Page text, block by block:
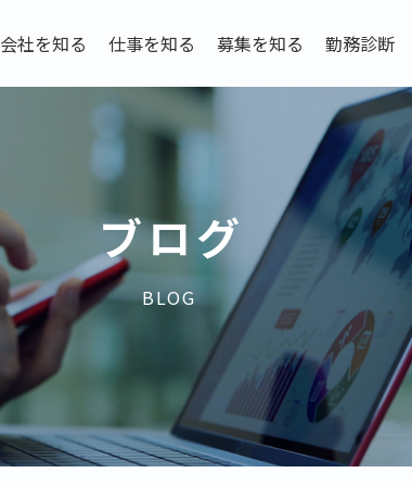
会社を知る 仕事を知る 募集を知る 勤務診断
ブログ
BLOG